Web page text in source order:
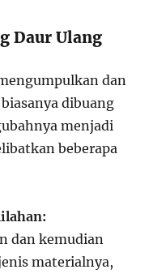
Daur Ulang
dan
dibuang
menjadi
beberapa
dan kemudian
materialnya,